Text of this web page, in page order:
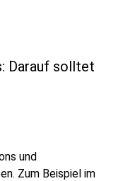
Darauf solltet
und
Zum Beispiel im